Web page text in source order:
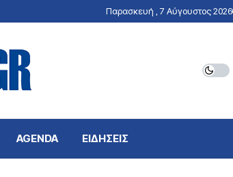
Παρασκευή , 7 Αύγουστος 2026
AGENDA ΕΙΔΗΣΕΙΣ